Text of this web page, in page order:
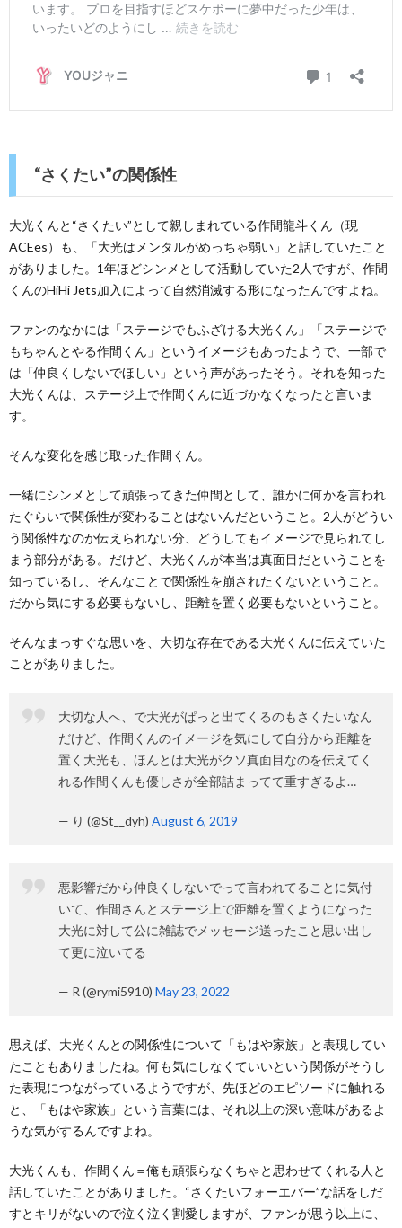
“さくたい”の関係性
大光くんと“さくたい”として親しまれている作間龍斗くん（現
ACEes）も、「大光はメンタルがめっちゃ弱い」と話していたこと
がありました。1年ほどシンメとして活動していた2人ですが、作間
くんのHiHi Jets加入によって自然消滅する形になったんですよね。
ファンのなかには「ステージでもふざける大光くん」「ステージで
もちゃんとやる作間くん」というイメージもあったようで、一部で
は「仲良くしないでほしい」という声があったそう。それを知った
大光くんは、ステージ上で作間くんに近づかなくなったと言いま
す。
そんな変化を感じ取った作間くん。
一緒にシンメとして頑張ってきた仲間として、誰かに何かを言われ
たぐらいで関係性が変わることはないんだということ。2人がどうい
う関係性なのか伝えられない分、どうしてもイメージで見られてし
まう部分がある。だけど、大光くんが本当は真面目だということを
知っているし、そんなことで関係性を崩されたくないということ。
だから気にする必要もないし、距離を置く必要もないということ。
そんなまっすぐな思いを、大切な存在である大光くんに伝えていた
ことがありました。
大切な人へ、で大光がぱっと出てくるのもさくたいなん
だけど、作間くんのイメージを気にして自分から距離を
置く大光も、ほんとは大光がクソ真面目なのを伝えてく
れる作間くんも優しさが全部詰まってて重すぎるよ…
— り (@St__dyh) August 6, 2019
悪影響だから仲良くしないでって言われてることに気付
いて、作間さんとステージ上で距離を置くようになった
大光に対して公に雑誌でメッセージ送ったこと思い出し
て更に泣いてる
— R (@rymi5910) May 23, 2022
思えば、大光くんとの関係性について「もはや家族」と表現してい
たこともありましたね。何も気にしなくていいという関係がそうし
た表現につながっているようですが、先ほどのエピソードに触れる
と、「もはや家族」という言葉には、それ以上の深い意味があるよ
うな気がするんですよね。
大光くんも、作間くん＝俺も頑張らなくちゃと思わせてくれる人と
話していたことがありました。“さくたいフォーエバー”な話をしだ
すとキリがないので泣く泣く割愛しますが、ファンが思う以上に、